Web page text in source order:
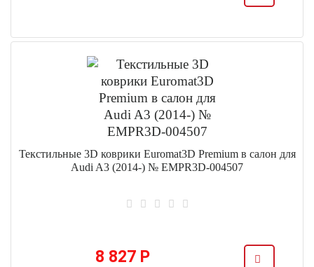
Текстильные 3D коврики Euromat3D Premium в салон для
Audi A3 (2014-) № EMPR3D-004507
8 827 Р